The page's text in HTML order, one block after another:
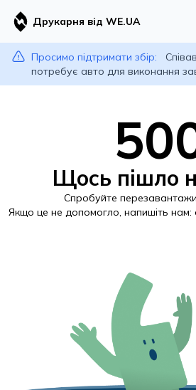
Друкарня від WE.UA
Просимо підтримати збір:
потребує авто для виконання
Щось пішло
Спробуйте
Якщо це не допомогло, напишіть нам: